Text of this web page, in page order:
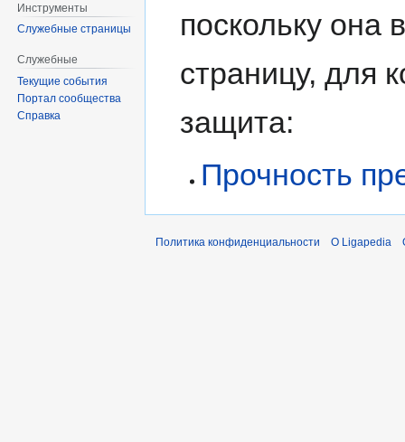
поскольку
страницу, для
защита:
Прочность
Инструменты
Служебные страницы
Служебные
Текущие события
Портал сообщества
Справка
Политика конфиденциальности О Ligapedia